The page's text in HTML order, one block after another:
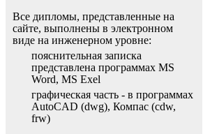
Все дипломы, представленные на
сайте, выполнены в электронном
виде на инженерном уровне:
пояснительная записка
представлена программах MS
Word, MS Exel
графическая часть - в программах
AutoCAD (dwg), Компас (cdw,
frw)